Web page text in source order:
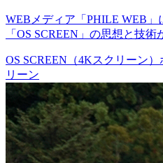
WEBメディア「PHILE WEB」
「OS SCREEN」の思想と技
OS SCREEN（4Kスクリーン）
リーン